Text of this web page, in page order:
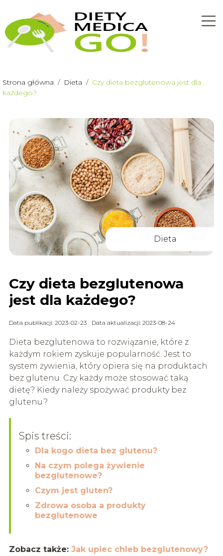
Strona główna / Dieta / Czy dieta bezglutenowa jest dla
każdego?
Dieta
Czy dieta bezglutenowa
jest dla każdego?
Data publikacji: 2023-02-23 Data aktualizacji: 2023-08-24
Dieta bezglutenowa to rozwiązanie, które z
każdym rokiem zyskuje popularność. Jest to
system żywienia, który opiera się na produktach
bez glutenu. Czy każdy może stosować taką
dietę? Kiedy należy spożywać produkty bez
glutenu?
Spis treści:
Dla kogo dieta bez glutenu?
Na czym polega żywienie
bezglutenowe?
Czym jest gluten?
Zdrowa osoba a produkty
bezglutenowe
Zobacz także: Jak upiec chleb bezglutenowy?